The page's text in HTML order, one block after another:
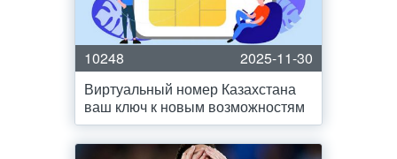
10248
2025-11-30
Виртуальный номер Казахстана
ваш ключ к новым возможностям